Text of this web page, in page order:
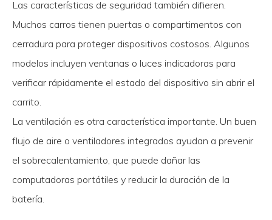
Las características de seguridad también difieren.
Muchos carros tienen puertas o compartimentos con
cerradura para proteger dispositivos costosos. Algunos
modelos incluyen ventanas o luces indicadoras para
verificar rápidamente el estado del dispositivo sin abrir el
carrito.
La ventilación es otra característica importante. Un buen
flujo de aire o ventiladores integrados ayudan a prevenir
el sobrecalentamiento, que puede dañar las
computadoras portátiles y reducir la duración de la
batería.